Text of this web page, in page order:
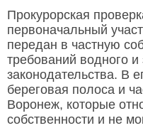
Прокурорская
первоначальный
передан в частную
требований водного и
законодательства. В
береговая полоса и
Воронеж, которые
собственности и не